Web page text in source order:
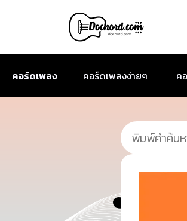
คอร์ดเพลง คอร์ดเพลงง่ายๆ ค